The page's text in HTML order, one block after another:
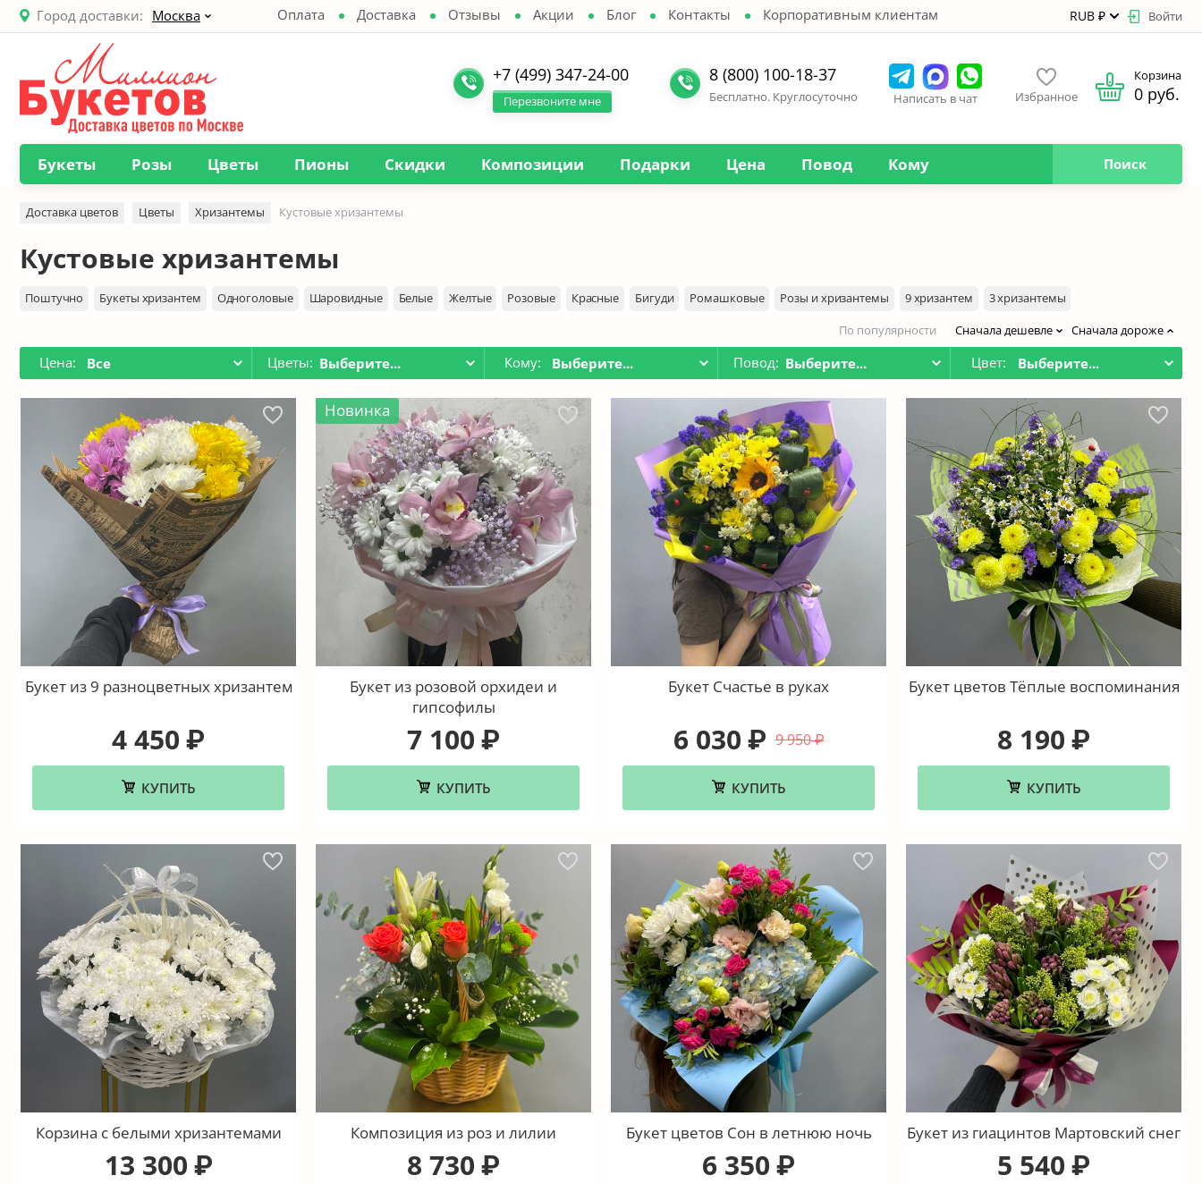
Оплата Доставка Отзывы Акции Блог Контакты Корпоративным клиентам
Город доставки: Москва RUB ₽ Войти
+7 (499) 347-24-00
Перезвоните мне
8 (800) 100-18-37
Бесплатно. Круглосуточно Написать в чат Избранное
Корзина
0 руб.
Букеты Розы Цветы Пионы Скидки Композиции Подарки Цена Повод Кому Поиск
Доставка цветов Цветы Хризантемы Кустовые хризантемы
Кустовые хризантемы
Поштучно Букеты хризантем Одноголовые Шаровидные Белые Желтые Розовые Красные Бигуди Ромашковые Розы и хризантемы 9 хризантем
3 хризантемы
По популярности
Сначала дешевле Сначала дороже
Цена: Все Цветы: Выберите... Кому: Выберите... Повод: Выберите... Цвет: Выберите...
Букет из 9 разноцветных хризантем
4 450 ₽
КУПИТЬ
Новинка
Букет из розовой орхидеи и
гипсофилы
7 100 ₽
КУПИТЬ
Букет Счастье в руках
9 950 ₽
6 030 ₽
КУПИТЬ
Букет цветов Тёплые воспоминания
8 190 ₽
КУПИТЬ
Корзина с белыми хризантемами
13 300 ₽
Композиция из роз и лилии
8 730 ₽
Букет цветов Сон в летнюю ночь
6 350 ₽
Букет из гиацинтов Мартовский снег
5 540 ₽